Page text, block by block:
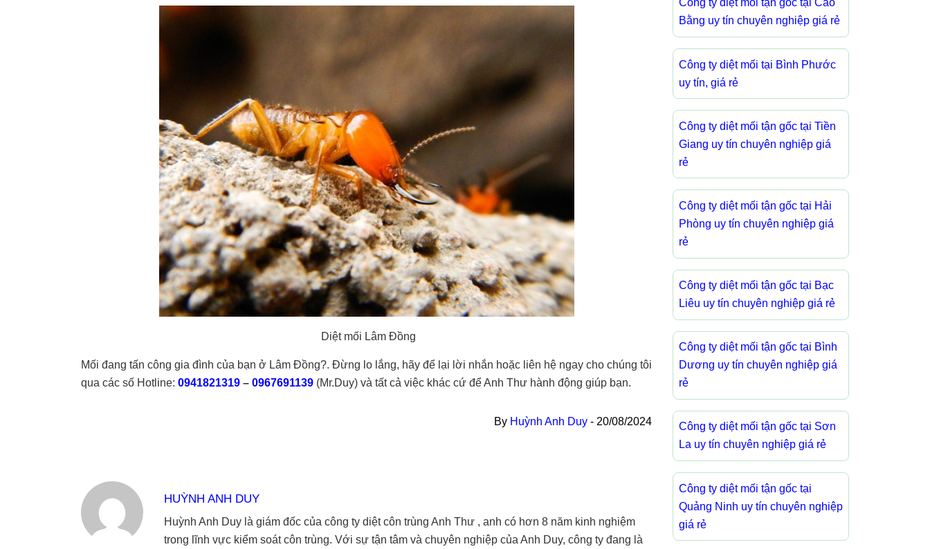
Diệt mối Lâm Đồng
Mối đang tấn công gia đình của bạn ở Lâm Đồng?. Đừng lo lắng, hãy để lại lời nhắn hoặc liên hệ ngay cho chúng tôi
qua các số Hotline: 0941821319 – 0967691139 (Mr.Duy) và tất cả việc khác cứ để Anh Thư hành động giúp bạn.
By Huỳnh Anh Duy - 20/08/2024
HUỲNH ANH DUY
Huỳnh Anh Duy là giám đốc của công ty diệt côn trùng Anh Thư , anh có hơn 8 năm kinh nghiệm
trong lĩnh vực kiểm soát côn trùng. Với sự tận tâm và chuyên nghiệp của Anh Duy, công ty đang là
Công ty diệt mối tận gốc tại Cao
Bằng uy tín chuyên nghiệp giá rẻ
Công ty diệt mối tại Bình Phước
uy tín, giá rẻ
Công ty diệt mối tận gốc tại Tiền
Giang uy tín chuyên nghiệp giá
rẻ
Công ty diệt mối tận gốc tại Hải
Phòng uy tín chuyên nghiệp giá
rẻ
Công ty diệt mối tận gốc tại Bạc
Liêu uy tín chuyên nghiệp giá rẻ
Công ty diệt mối tận gốc tại Bình
Dương uy tín chuyên nghiệp giá
rẻ
Công ty diệt mối tận gốc tại Sơn
La uy tín chuyên nghiệp giá rẻ
Công ty diệt mối tận gốc tại
Quảng Ninh uy tín chuyên nghiệp
giá rẻ